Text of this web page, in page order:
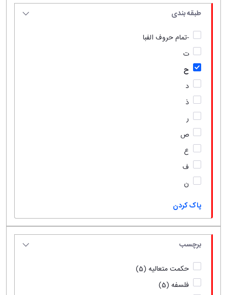
طبقه بندی
-تمام حروف الفبا
ت
ح
د
ذ
ر
ص
ع
ف
ن
پاک کردن
برچسب
حکمت متعالیه (5)
فلسفه (5)